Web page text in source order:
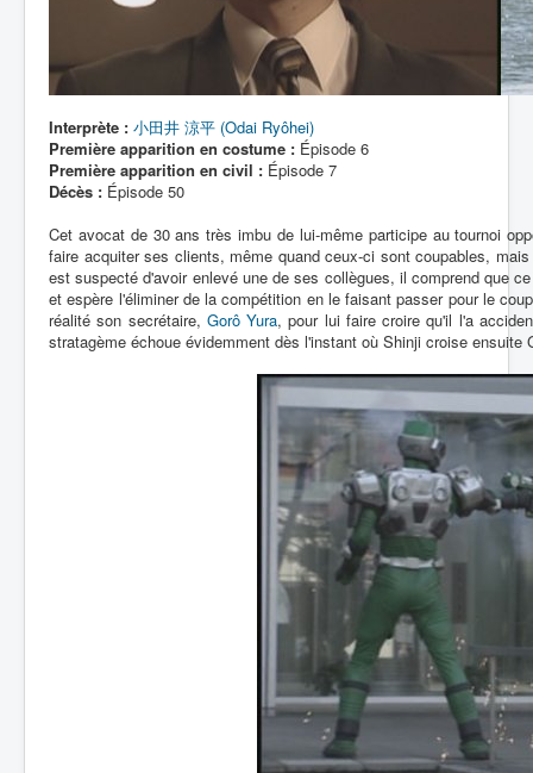
Interprète : 小田井 涼平 (Odai Ryôhei)
Première apparition en costume : Épisode 6
Première apparition en civil : Épisode 7
Décès : Épisode 50
Cet avocat de 30 ans très imbu de lui-même participe au tournoi
faire acquiter ses clients, même quand ceux-ci sont coupables,
est suspecté d'avoir enlevé une de ses collègues, il comprend que
et espère l'éliminer de la compétition en le faisant passer pour le
réalité son secrétaire, Gorô Yura, pour lui faire croire qu'il l'a
stratagème échoue évidemment dès l'instant où Shinji croise ensuite